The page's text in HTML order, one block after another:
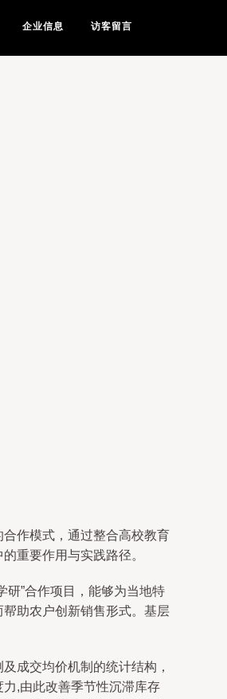
企业信息 访客留言
作模式，通过整合高校教育
重要作用与实践路径。
研”合作项目，能够为当地特
助农户创新销售形式。基层
成交均价机制的统计结构，
,由此改善季节性沉滞库存